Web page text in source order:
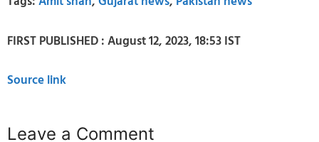
FIRST PUBLISHED :August 12, 2023, 18:53 IST
Source link
Leave a Comment